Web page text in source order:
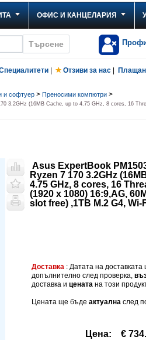
ОФИС И КАНЦЕЛАРИЯ
Отзиви за нас
и софтуер > Преносими компютри >
3.2GHz (16MB Cache, up to 4.75 GHz, 8 cores, 16
Asus ExpertBook
Ryzen 7 170 3.2GHz
4.75 GHz, 8 cores, 16
(1920 x 1080) 16:9,AG,
slot free) ,1TB M.2 G4,
Доставка : Датата на
допълнително след проверка,
доставка и цената на този
Цената ще бъде актуална след
Цена: € 734.